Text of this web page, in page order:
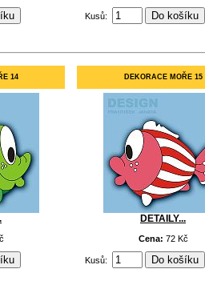
Kusů:
14 DEKORACE MOŘE 15
DETAILY...
Cena: 72 Kč
Kusů: